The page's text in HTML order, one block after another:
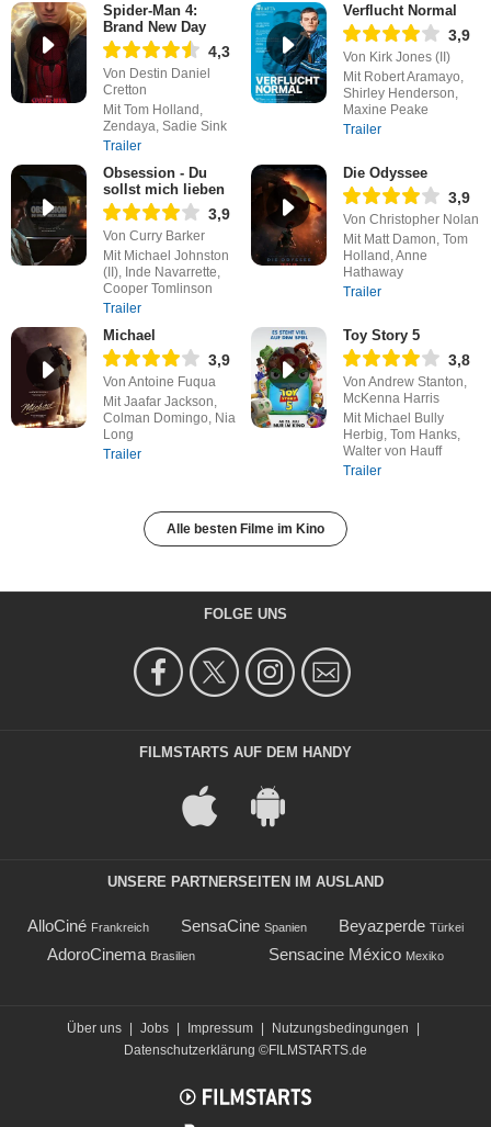
Spider-Man 4:
Brand New Day
4,3
Von Destin Daniel
Cretton
Mit Tom Holland,
Zendaya, Sadie Sink
Trailer
Verflucht Normal
3,9
Von Kirk Jones (II)
Mit Robert Aramayo,
Shirley Henderson,
Maxine Peake
Trailer
Obsession - Du
sollst mich lieben
3,9
Von Curry Barker
Mit Michael Johnston
(II), Inde Navarrette,
Cooper Tomlinson
Trailer
Die Odyssee
3,9
Von Christopher Nolan
Mit Matt Damon, Tom
Holland, Anne
Hathaway
Trailer
Michael
3,9
Von Antoine Fuqua
Mit Jaafar Jackson,
Colman Domingo, Nia
Long
Trailer
Toy Story 5
3,8
Von Andrew Stanton,
McKenna Harris
Mit Michael Bully
Herbig, Tom Hanks,
Walter von Hauff
Trailer
Alle besten Filme im Kino
FOLGE UNS
FILMSTARTS AUF DEM HANDY
UNSERE PARTNERSEITEN IM AUSLAND
AlloCiné Frankreich SensaCine Spanien Beyazperde Türkei
AdoroCinema Brasilien Sensacine México Mexiko
Über uns | Jobs | Impressum | Nutzungsbedingungen
|
Datenschutzerklärung ©FILMSTARTS.de